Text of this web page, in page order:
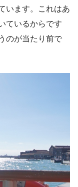
います。これはあ
ているからです
のが当たり前で